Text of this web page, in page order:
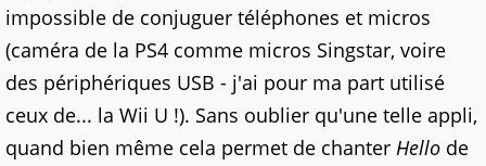
impossible de conjuguer téléphones et micros
(caméra de la PS4 comme micros Singstar, voire
des périphériques USB - j'ai pour ma part utilisé
ceux de... la Wii U !). Sans oublier qu'une telle appli,
quand bien même cela permet de chanter Hello de